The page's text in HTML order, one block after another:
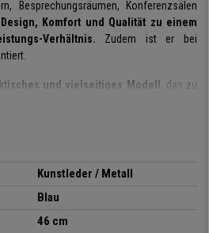
Besprechungsräumen, Konferenzsälen
Komfort und Qualität zu einem
Verhältnis. Zudem ist er bei
und vielseitiges Modell
, das zu
machen wird. Mit seinem
und der angenehmenPolsterung von
dieser Stuhl auch außerordentlich
werden problemlos mehrere Stunden
Kunstleder / Metall
Blau
46 cm